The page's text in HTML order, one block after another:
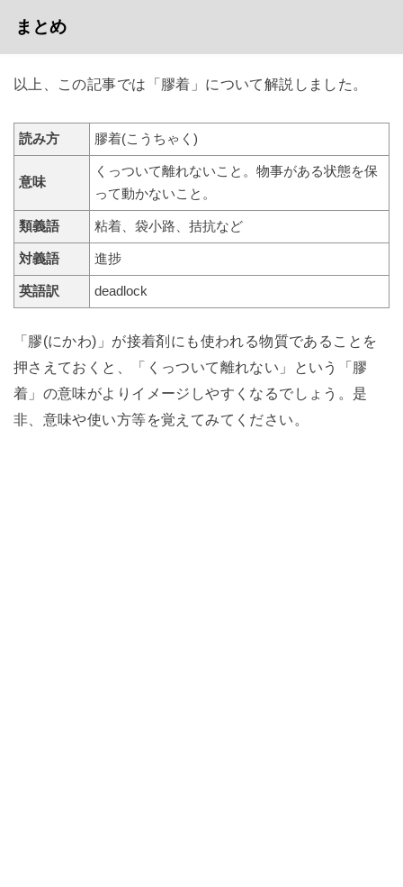
まとめ
以上、この記事では「膠着」について解説しました。
読み方 膠着(こうちゃく)
意味
くっついて離れないこと。物事がある状態を保
って動かないこと。
類義語 粘着、袋小路、拮抗など
対義語 進捗
英語訳 deadlock
「膠(にかわ)」が接着剤にも使われる物質であることを
押さえておくと、「くっついて離れない」という「膠
着」の意味がよりイメージしやすくなるでしょう。是
非、意味や使い方等を覚えてみてください。